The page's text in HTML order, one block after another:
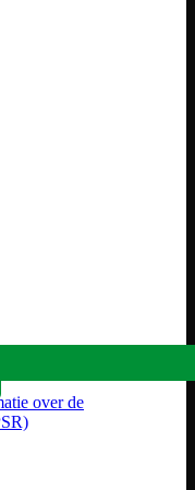
over de